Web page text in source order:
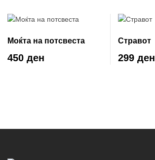
Моќта на потсвеста
450 ден
Стравот
299 ден